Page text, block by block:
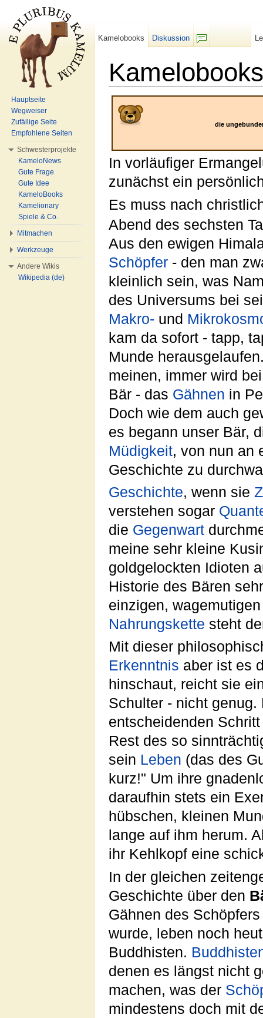
die
In vorläufiger
zunächst ein
Es muss nach
Abend des sechsten
Aus den ewigen
Schöpfer - den man
kleinlich sein, was
des Universums bei
Makro- und
kam da sofort - tapp,
Munde
meinen, immer wird
Bär - das Gähnen in
Doch wie dem auch
es begann unser Bär,
Müdigkeit, von nun an
Geschichte zu
Geschichte, wenn sie
verstehen sogar
die Gegenwart
meine sehr kleine
goldgelockten Idioten
Historie des Bären
einzigen,
Nahrungskette steht
Mit dieser
Erkenntnis aber ist es
hinschaut, reicht sie
Schulter - nicht
entscheidenden
Rest des so
sein Leben (das des
kurz!" Um ihre
daraufhin stets ein
hübschen, kleinen
lange auf ihm herum.
ihr Kehlkopf eine
In der gleichen
Geschichte über den
Gähnen des
wurde, leben noch
Buddhisten.
denen es längst nicht
machen, was der
mindestens doch mit
Kamelobooks
Diskussion
Hauptseite
Wegweiser
Zufällige Seite
Empfohlene Seiten
Schwesterprojekte
KameloNews
Gute Frage
Gute Idee
KameloBooks
Kamelionary
Spiele & Co.
Mitmachen
Werkzeuge
Andere Wikis
Wikipedia (de)